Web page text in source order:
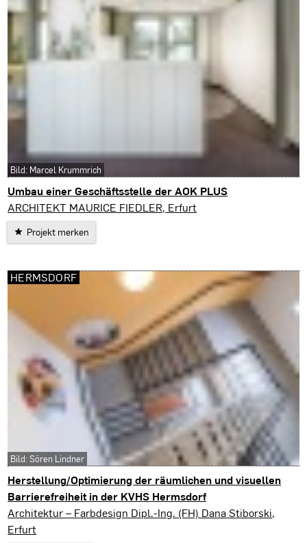
Umbau einer Geschäftsstelle der AOK PLUS
Erfurt
ARCHITEKT MAURICE FIEDLER, Erfurt
Projekt merken
Bild: Marcel Krummrich
Herstellung/Optimierung der räumlichen und visuellen
Barrierefreiheit in der KVHS Hermsdorf
Hermsdorf
Architektur – Farbdesign Dipl.-Ing. (FH) Dana Stiborski,
Erfurt
HERMSDORF
Bild: Sören Lindner